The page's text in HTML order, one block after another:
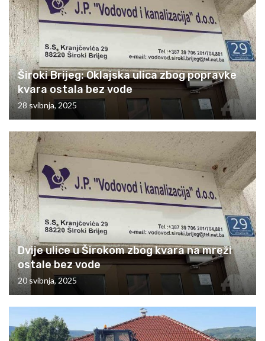
Široki Brijeg: Oklajska ulica zbog popravke
kvara ostala bez vode
28 svibnja, 2025
Dvije ulice u Širokom zbog kvara na mreži
ostale bez vode
20 svibnja, 2025